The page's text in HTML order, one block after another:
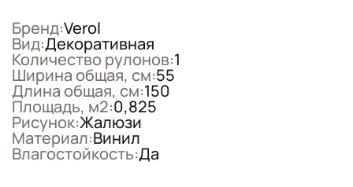
Бренд:Verol
Вид:Декоративная
Количество рулонов:1
Ширина общая, см:55
Длина общая, см:150
Площадь, м2:0,825
Рисунок:Жалюзи
Материал:Винил
Влагостойкость:Да